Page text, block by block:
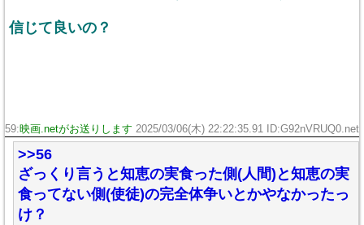
信じて良いの？
59:映画.netがお送りします 2025/03/06(木) 22:22:35.91 ID:G92nVRUQ0.net
>>56
ざっくり言うと知恵の実食った側(人間)と知恵の実
食ってない側(使徒)の完全体争いとかやなかったっ
け？